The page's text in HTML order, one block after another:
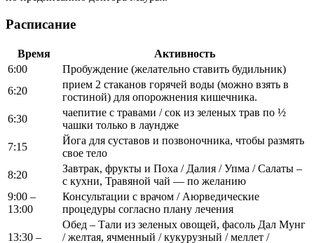
Расписание
Время
Активность
6:00
Пробуждение (желательно ставить будильник)
6:20
прием 2 стаканов горячей воды (можно взять в
гостиной) для опорожнения кишечника.
6:30
чаепитие с травами / сок из зеленых трав по ½
чашки только в лаундже
7:15
Йога для суставов и позвоночника, чтобы размять
свое тело
8:20
Завтрак, фрукты и Поха / Далия / Упма / Салаты –
с кухни, Травяной чай — по желанию
9:00 –
13:00
Консультации с врачом / Аюрведические
процедуры согласно плану лечения
13:30 –
Обед – Тали из зеленых овощей, фасоль Дал Мунг
/ желтая, ячменный / кукурузный / меллет /